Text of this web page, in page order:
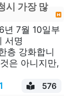
시 가장 많
년 7월 10일부
서명
층 강화합니
은 아니지만,
576